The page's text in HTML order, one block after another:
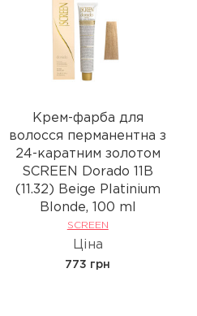
Крем-фарба для
волосся перманентна з
24-каратним золотом
SCREEN Dorado 11B
(11.32) Beige Platinium
Вlonde, 100 ml
SCREEN
Ціна
773 грн